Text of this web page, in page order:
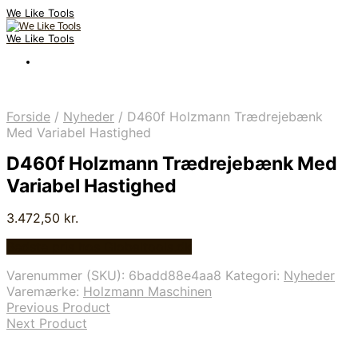
We Like Tools
We Like Tools
Forside / Nyheder / D460f Holzmann Trædrejebænk
Med Variabel Hastighed
D460f Holzmann Trædrejebænk Med
Variabel Hastighed
3.472,50 kr.
Varenummer (SKU): 6badd88e4aa8 Kategori: Nyheder
Varemærke: Holzmann Maschinen
Previous Product
Next Product